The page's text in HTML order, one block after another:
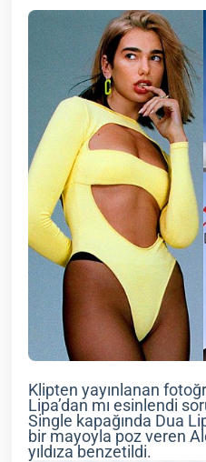
Klipten yayınlanan
Lipa’dan mı esinlendi
Single kapağında Dua
bir mayoyla poz veren
yıldıza benzetildi.